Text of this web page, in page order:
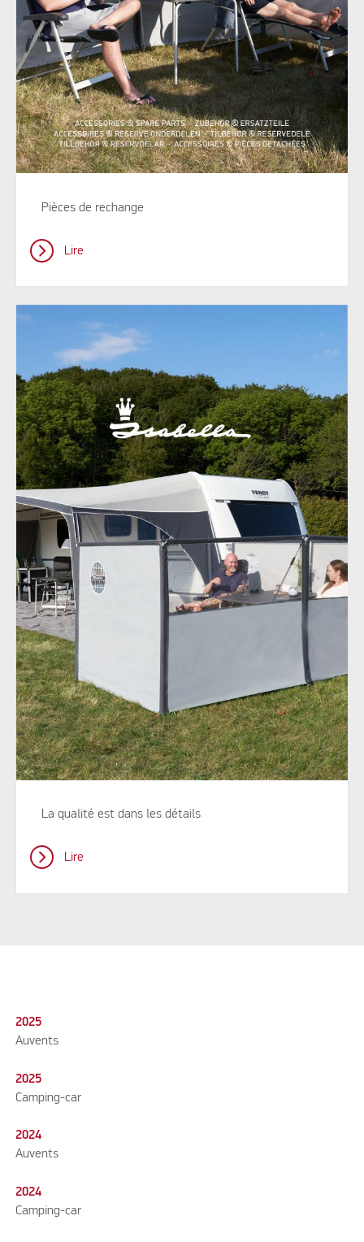
Pièces de rechange
Lire
La qualité est dans les détails
Lire
2025
Auvents
2025
Camping-car
2024
Auvents
2024
Camping-car